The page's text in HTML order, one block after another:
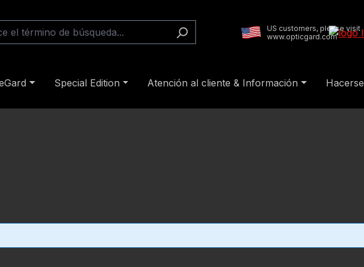
US customers, please visit
www.opticgard.com
Special Edition Atención al cliente & Información